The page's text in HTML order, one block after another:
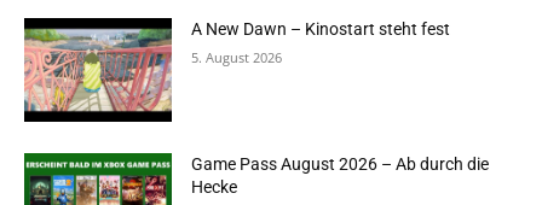
A New Dawn – Kinostart steht fest
5. August 2026
Game Pass August 2026 – Ab durch die
Hecke